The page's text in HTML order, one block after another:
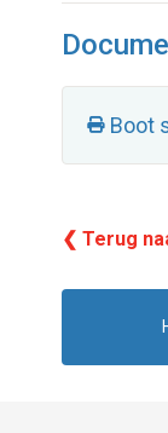
Boot
❮ Terug